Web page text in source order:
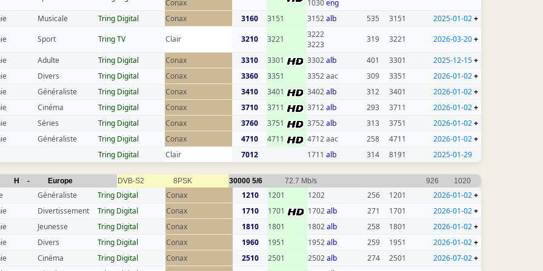
Conax 1030eng
Musicale Tring Digital Conax 3160 3151 3152alb 535 3151 2025-01-02+
Sport Tring TV Clair 3210 3221
3222
3223
319 3221 2026-03-20+
Adulte Tring Digital Conax 3310 3301 3302alb 401 3301 2025-12-15+
Divers Tring Digital Conax 3360 3351 3352 aac 309 3351 2026-01-02+
Généraliste Tring Digital Conax 3410 3401 3402alb 312 3401 2026-01-02+
Cinéma Tring Digital Conax 3710 3711 3712alb 293 3711 2026-01-02+
Séries Tring Digital Conax 3760 3751 3752alb 313 3751 2026-01-02+
Généraliste Tring Digital Conax 4710 4711 4712 aac 258 4711 2026-01-02+
Tring Digital
Clair 7012 1711 alb 314 8191 2025-01-29
H - Europe DVB-S2 8PSK 30000 5/6 72.7 Mb/s 926 1020
Généraliste Tring Digital Conax 1210 1201 1202 256 1201 2026-01-02+
Divertissement Tring Digital Conax 1710 1701 1702alb 271 1701 2026-01-02+
Jeunesse Tring Digital Conax 1810 1801 1802alb 258 1801 2026-01-02+
Divers Tring Digital Conax 1960 1951 1952alb 259 1951 2026-01-02+
Cinéma Tring Digital Conax 2510 2501 2502alb 274 2501 2026-07-02+